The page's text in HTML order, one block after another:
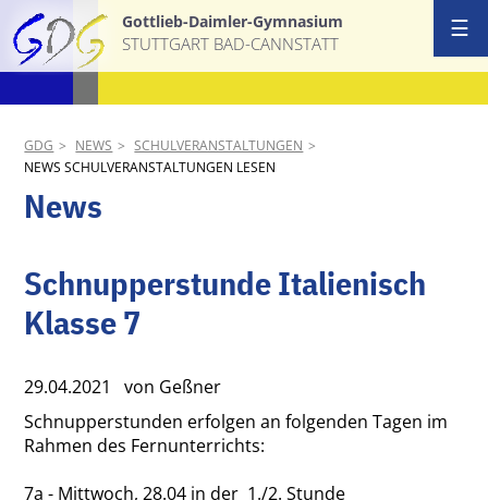
Gottlieb-Daimler-Gymnasium
STUTTGART BAD-CANNSTATT
GDG NEWS
SCHULVERANSTALTUNGEN
NEWS SCHULVERANSTALTUNGEN LESEN
News
Schnupperstunde Italienisch
Klasse 7
29.04.2021
von Geßner
Schnupperstunden erfolgen an folgenden Tagen im
Rahmen des Fernunterrichts:
7a - Mittwoch, 28.04 in der 1./2. Stunde
☰
AGs &
News